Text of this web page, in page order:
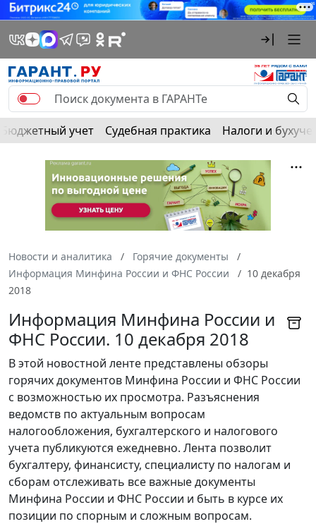
Бюджетный учет Судебная практика Налоги и
Новости и аналитика
Горячие документы
Информация Минфина России и ФНС России
10 декабря
2018
Информация Минфина России и
ФНС России. 10 декабря 2018
В этой новостной ленте представлены обзоры
горячих документов Минфина России и ФНС России
с возможностью их просмотра. Разъяснения
ведомств по актуальным вопросам
налогообложения, бухгалтерского и налогового
учета публикуются ежедневно. Лента позволит
бухгалтеру, финансисту, специалисту по налогам и
сборам отслеживать все важные документы
Минфина России и ФНС России и быть в курсе их
позиции по спорным и сложным вопросам.